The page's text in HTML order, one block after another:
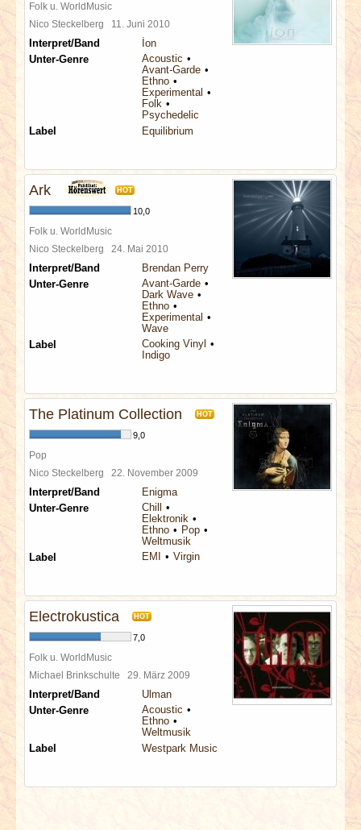
Folk u. WorldMusic
Nico Steckelberg 11. Juni 2010
Interpret/Band
Íon
Unter-Genre
Acoustic
Avant-Garde
Ethno
Experimental
Folk
Psychedelic
Label
Equilibrium
Ark HOT
10,0
Folk u. WorldMusic
Nico Steckelberg 24. Mai 2010
Interpret/Band
Brendan Perry
Unter-Genre
Avant-Garde
Dark Wave
Ethno
Experimental
Wave
Label
Cooking Vinyl
Indigo
The Platinum Collection HOT
9,0
Pop
Nico Steckelberg 22. November 2009
Interpret/Band
Enigma
Unter-Genre
Chill
Elektronik
Ethno
Pop
Weltmusik
Label
EMI Virgin
Electrokustica HOT
7,0
Folk u. WorldMusic
Michael Brinkschulte 29. März 2009
Interpret/Band
Ulman
Unter-Genre
Acoustic
Ethno
Weltmusik
Label
Westpark Music